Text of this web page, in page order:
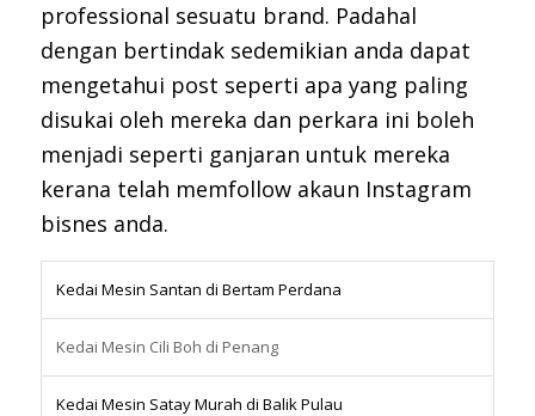
professional sesuatu brand. Padahal
dengan bertindak sedemikian anda dapat
mengetahui post seperti apa yang paling
disukai oleh mereka dan perkara ini boleh
menjadi seperti ganjaran untuk mereka
kerana telah memfollow akaun Instagram
bisnes anda.
Kedai Mesin Santan di Bertam Perdana
Kedai Mesin Cili Boh di Penang
Kedai Mesin Satay Murah di Balik Pulau